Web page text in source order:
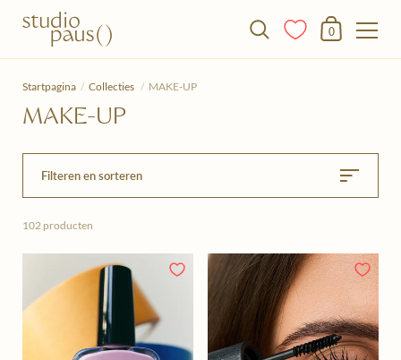
Winkelmandje
0
Startpagina / Collecties / MAKE-UP
MAKE-UP
Filteren en sorteren
102 producten